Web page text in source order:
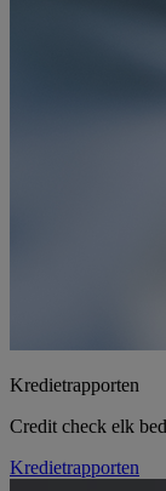
Kredietrapporten
Credit check elk
Kredietrapporten